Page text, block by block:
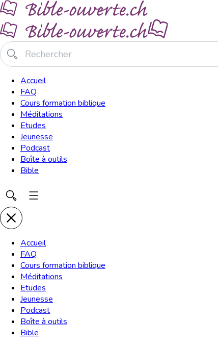
Accueil
FAQ
Cours formation biblique
Méditations
Etudes
Jeunesse
Podcast
Boîte à outils
Bible
Accueil
FAQ
Cours formation biblique
Méditations
Etudes
Jeunesse
Podcast
Boîte à outils
Bible